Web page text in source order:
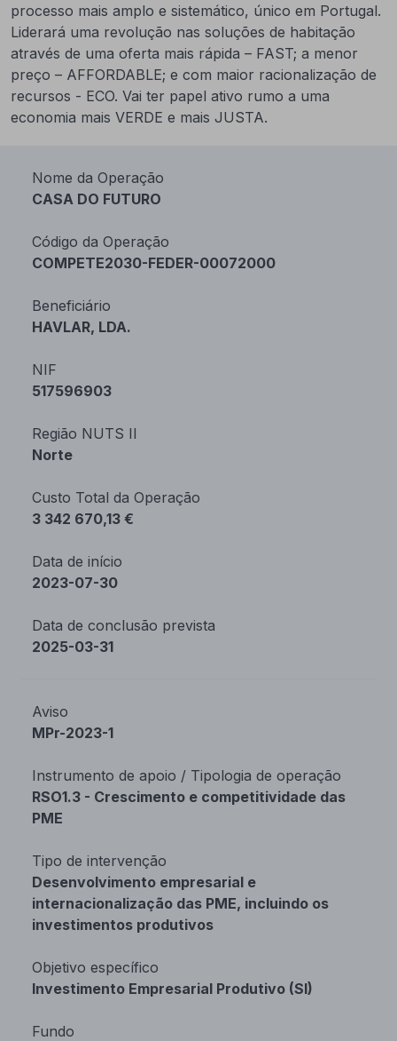
processo mais amplo e sistemático, único em Portugal.
Liderará uma revolução nas soluções de habitação
através de uma oferta mais rápida – FAST; a menor
preço – AFFORDABLE; e com maior racionalização de
recursos - ECO. Vai ter papel ativo rumo a uma
economia mais VERDE e mais JUSTA.
Nome da Operação
CASA DO FUTURO
Código da Operação
COMPETE2030-FEDER-00072000
Beneficiário
HAVLAR, LDA.
NIF
517596903
Região NUTS II
Norte
Custo Total da Operação
3 342 670,13 €
Data de início
2023-07-30
Data de conclusão prevista
2025-03-31
Aviso
MPr-2023-1
Instrumento de apoio / Tipologia de operação
RSO1.3 - Crescimento e competitividade das
PME
Tipo de intervenção
Desenvolvimento empresarial e
internacionalização das PME, incluindo os
investimentos produtivos
Objetivo específico
Investimento Empresarial Produtivo (SI)
Fundo